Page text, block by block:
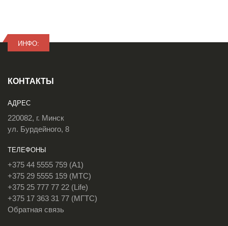
ИНФО:
КОНТАКТЫ
АДРЕС
220082, г. Минск
ул. Бурдейного, 8
ТЕЛЕФОНЫ
+375 44 5555 759 (A1)
+375 29 5555 159 (МТС)
+375 25 777 77 22 (Life)
+375 17 363 31 77 (МГТС)
Обратная связь